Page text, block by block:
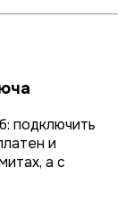
подключить
и
а с